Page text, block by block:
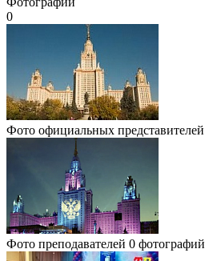
0
Фото официальных представителей
Фото преподавателей 0 фотографий